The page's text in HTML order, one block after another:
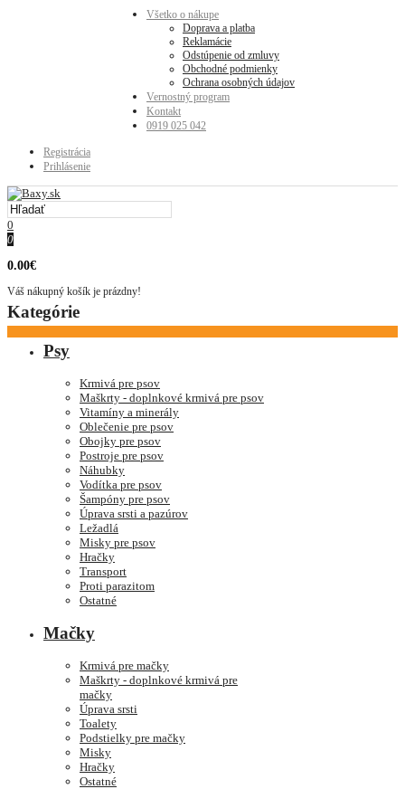
Všetko o nákupe
Doprava a platba
Reklamácie
Odstúpenie od zmluvy
Obchodné podmienky
Ochrana osobných údajov
Vernostný program
Kontakt
0919 025 042
Registrácia
Prihlásenie
0
0
0.00€
Váš nákupný košík je prázdny!
Kategórie
Psy
Krmivá pre psov
Maškrty - doplnkové krmivá pre psov
Vitamíny a minerály
Oblečenie pre psov
Obojky pre psov
Postroje pre psov
Náhubky
Vodítka pre psov
Šampóny pre psov
Úprava srsti a pazúrov
Ležadlá
Misky pre psov
Hračky
Transport
Proti parazitom
Ostatné
Mačky
Krmivá pre mačky
Maškrty - doplnkové krmivá pre
mačky
Úprava srsti
Toalety
Podstielky pre mačky
Misky
Hračky
Ostatné